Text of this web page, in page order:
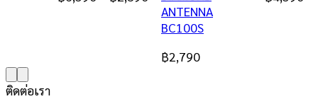
ANTENNA
BC100S
฿2,790
ติดต่อเรา